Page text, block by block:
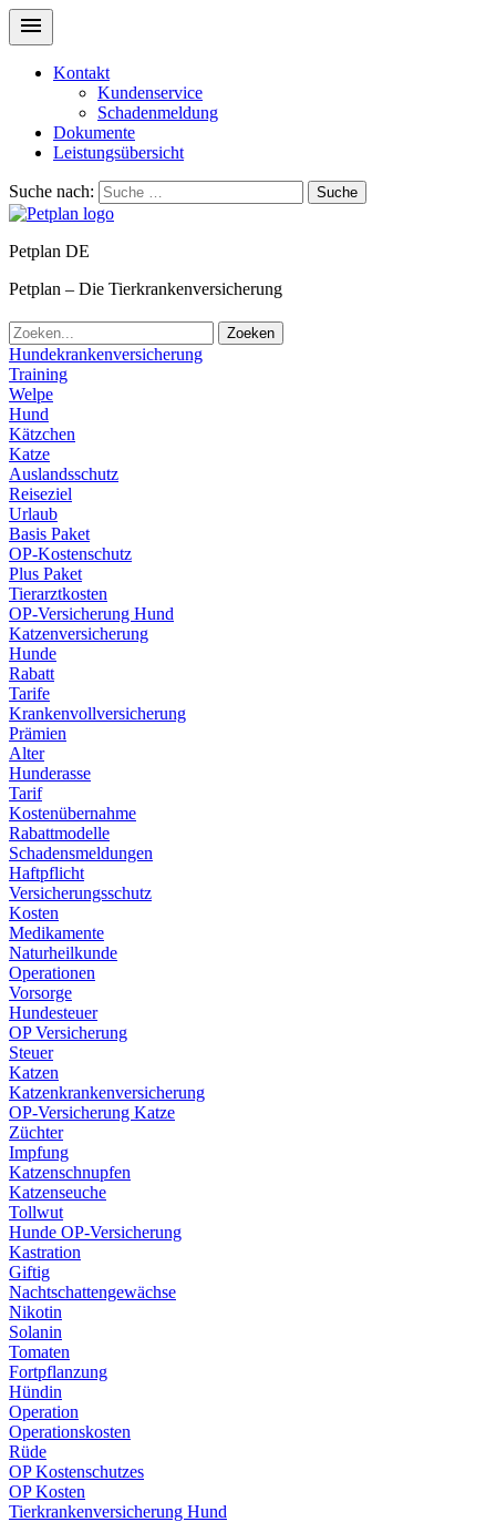
Kontakt
Kundenservice
Schadenmeldung
Dokumente
Leistungsübersicht
Suche nach: Suche
Petplan DE
Petplan – Die Tierkrankenversicherung
Zoeken
Hundekrankenversicherung
Training
Welpe
Hund
Kätzchen
Katze
Auslandsschutz
Reiseziel
Urlaub
Basis Paket
OP-Kostenschutz
Plus Paket
Tierarztkosten
OP-Versicherung Hund
Katzenversicherung
Hunde
Rabatt
Tarife
Krankenvollversicherung
Prämien
Alter
Hunderasse
Tarif
Kostenübernahme
Rabattmodelle
Schadensmeldungen
Haftpflicht
Versicherungsschutz
Kosten
Medikamente
Naturheilkunde
Operationen
Vorsorge
Hundesteuer
OP Versicherung
Steuer
Katzen
Katzenkrankenversicherung
OP-Versicherung Katze
Züchter
Impfung
Katzenschnupfen
Katzenseuche
Tollwut
Hunde OP-Versicherung
Kastration
Giftig
Nachtschattengewächse
Nikotin
Solanin
Tomaten
Fortpflanzung
Hündin
Operation
Operationskosten
Rüde
OP Kostenschutzes
OP Kosten
Tierkrankenversicherung Hund